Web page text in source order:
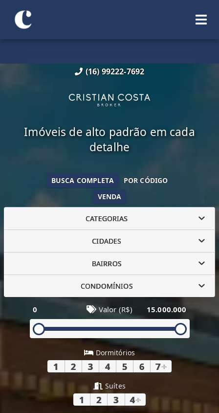
(16) 99222-7692
Imóveis de alto padrão em cada
detalhe
VENDA
BUSCA COMPLETA POR CÓDIGO
CATEGORIAS
CIDADES
BAIRROS
CONDOMÍNIOS
0 Valor (R$) 15.000.000
Dormitórios
1 2 3 4 5 6 7+
Suítes
1 2 3 4+